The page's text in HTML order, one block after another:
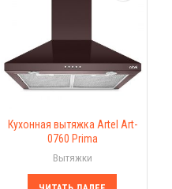
Кухонная вытяжка Artel Art-
0760 Prima
Вытяжки